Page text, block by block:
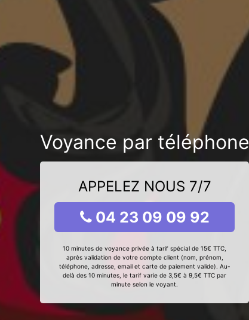
Voyance par téléphone
APPELEZ NOUS 7/7
04 23 09 09 92
10 minutes de voyance privée à tarif spécial de 15€ TTC,
après validation de votre compte client (nom, prénom,
téléphone, adresse, email et carte de paiement valide). Au-
delà des 10 minutes, le tarif varie de 3,5€ à 9,5€ TTC par
minute selon le voyant.